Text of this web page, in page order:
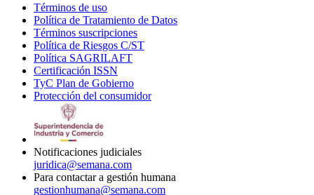
Términos de uso
in
new
window
Política de Tratamiento de Datos
Términos suscripciones
in
Política de Riesgos C/ST
Política SAGRILAFT
new
window
Certificación ISSN
in
new
TyC Plan de Gobierno
in
Protección del consumidorOpens
Notificaciones judiciales
juridica@semana.com
Para contactar a gestión humana
gestionhumana@semana.com